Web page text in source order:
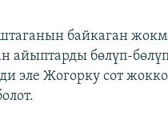
байкаган
айыптарды бөлүп-
эле Жогорку сот